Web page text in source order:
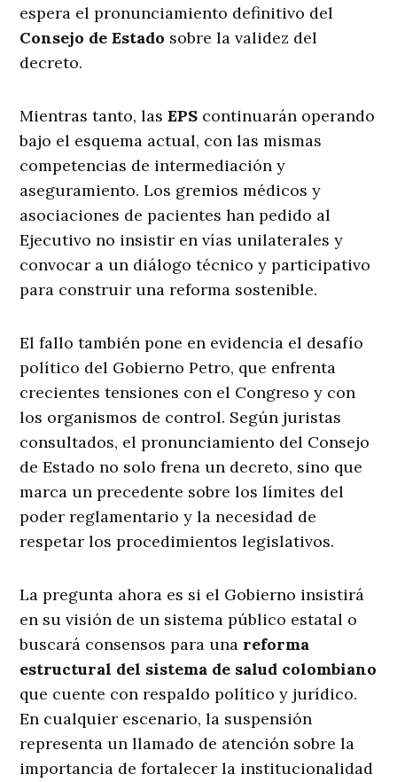
espera el pronunciamiento definitivo del
Consejo de Estado sobre la validez del
decreto.
Mientras tanto, lasEPS continuarán operando
bajo el esquema actual, con las mismas
competencias de intermediación y
aseguramiento. Los gremios médicos y
asociaciones de pacientes han pedido al
Ejecutivo no insistir en vías unilaterales y
convocar a un diálogo técnico y participativo
para construir una reforma sostenible.
El fallo también pone en evidencia el desafío
político del Gobierno Petro, que enfrenta
crecientes tensiones con el Congreso y con
los organismos de control. Según juristas
consultados, el pronunciamiento del Consejo
de Estado no solo frena un decreto, sino que
marca un precedente sobre los límites del
poder reglamentario y la necesidad de
respetar los procedimientos legislativos.
La pregunta ahora es si el Gobierno insistirá
en su visión de un sistema público estatal o
buscará consensos para una reforma
estructural del sistema de salud colombiano
que cuente con respaldo político y jurídico.
En cualquier escenario, la suspensión
representa un llamado de atención sobre la
importancia de fortalecer la institucionalidad